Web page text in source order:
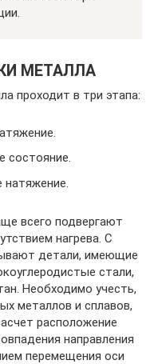
МЕТАЛЛА
проходит в три этапа:
состояние.
натяжение.
всего подвергают
нагрева. С
детали, имеющие
стали,
Необходимо учесть,
металлов и сплавов,
расположение
направления
перемещения оси